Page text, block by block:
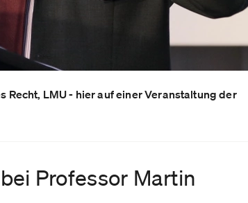
Recht, LMU - hier auf einer Veranstaltung der
Professor Martin